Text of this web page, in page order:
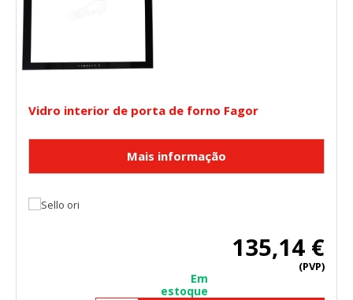
Vidro interior de porta de forno Fagor
135,14 €
(PVP)
Em
estoque